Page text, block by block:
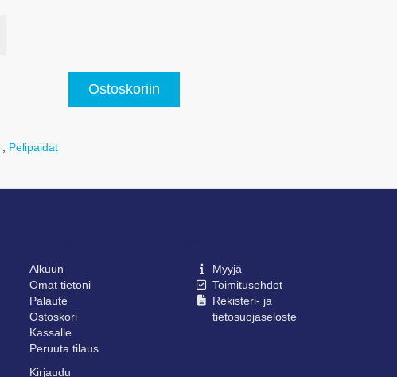
Ostoskoriin
Pelipaidat
Alkuun
Omat tietoni
Palaute
Ostoskori
Kassalle
Peruuta tilaus
Kirjaudu
Myyjä
Toimitusehdot
Rekisteri- ja
tietosuojaseloste